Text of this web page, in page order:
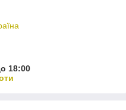
18:00